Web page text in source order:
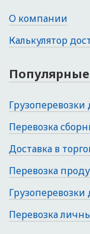
О компании
Калькулятор
Популярные
Грузоперевозки
Перевозка
Доставка в
Перевозка
Перевозка